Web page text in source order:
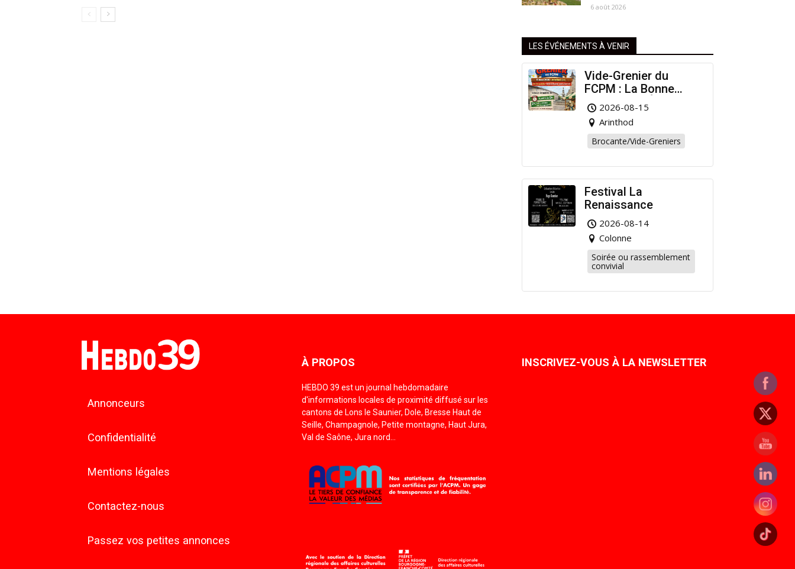
6 août 2026
LES ÉVÉNEMENTS À VENIR
Vide-Grenier du
FCPM : La Bonne
Affaire de l’Été à
Arinthod !
2026-08-15
Arinthod
Brocante/Vide-Greniers
Festival La
Renaissance
2026-08-14
Colonne
Soirée ou rassemblement
convivial